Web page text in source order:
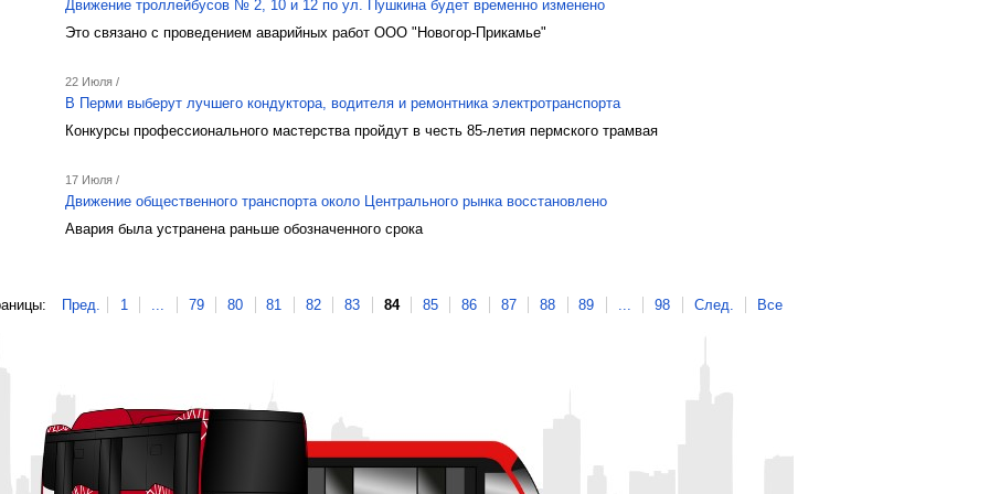
Движение троллейбусов № 2, 10 и 12 по ул. Пушкина будет временно изменено
Это связано с проведением аварийных работ ООО "Новогор-Прикамье"
22 Июля /
В Перми выберут лучшего кондуктора, водителя и ремонтника электротранспорта
Конкурсы профессионального мастерства пройдут в честь 85-летия пермского трамвая
17 Июля /
Движение общественного транспорта около Центрального рынка восстановлено
Авария была устранена раньше обозначенного срока
Пред. 1 79 80 81 82 83 84 85 86 87 88 89 98 След. Все